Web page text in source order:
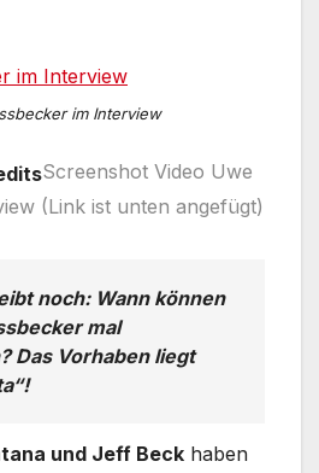
im Interview
Screenshot Video Uwe
(Link ist unten angefügt)
noch: Wann können
mal
Das Vorhaben liegt
und Jeff Beck haben